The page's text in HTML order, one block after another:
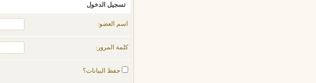
تسجيل الدخول
اسم العضو:
كلمة المرور:
حفظ البيانات؟